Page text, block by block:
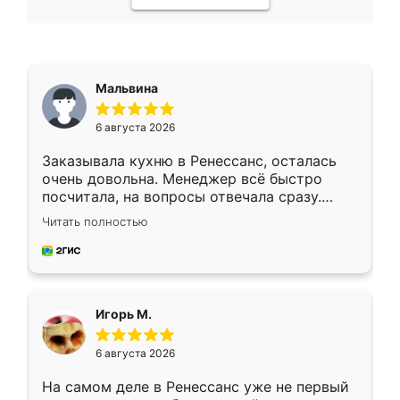
Мальвина
6 августа 2026
Заказывала кухню в Ренессанс, осталась
очень довольна. Менеджер всё быстро
посчитала, на вопросы отвечала сразу.
Замерщик приехал в субботу, подошёл к
делу со всей ответственностью. Собрали
за день, ребята работали аккуратно, даже
Читать полностью
Игорь М.
6 августа 2026
На самом деле в Ренессанс уже не первый